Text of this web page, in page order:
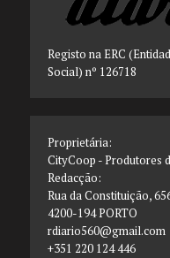
Registo na ERC
Social) nº 126718
Proprietária:
CityCoop - Produtores
Redacção:
Rua da Constituição,
4200-194 PORTO
rdiario560@gmail.com
+351 220 124 446